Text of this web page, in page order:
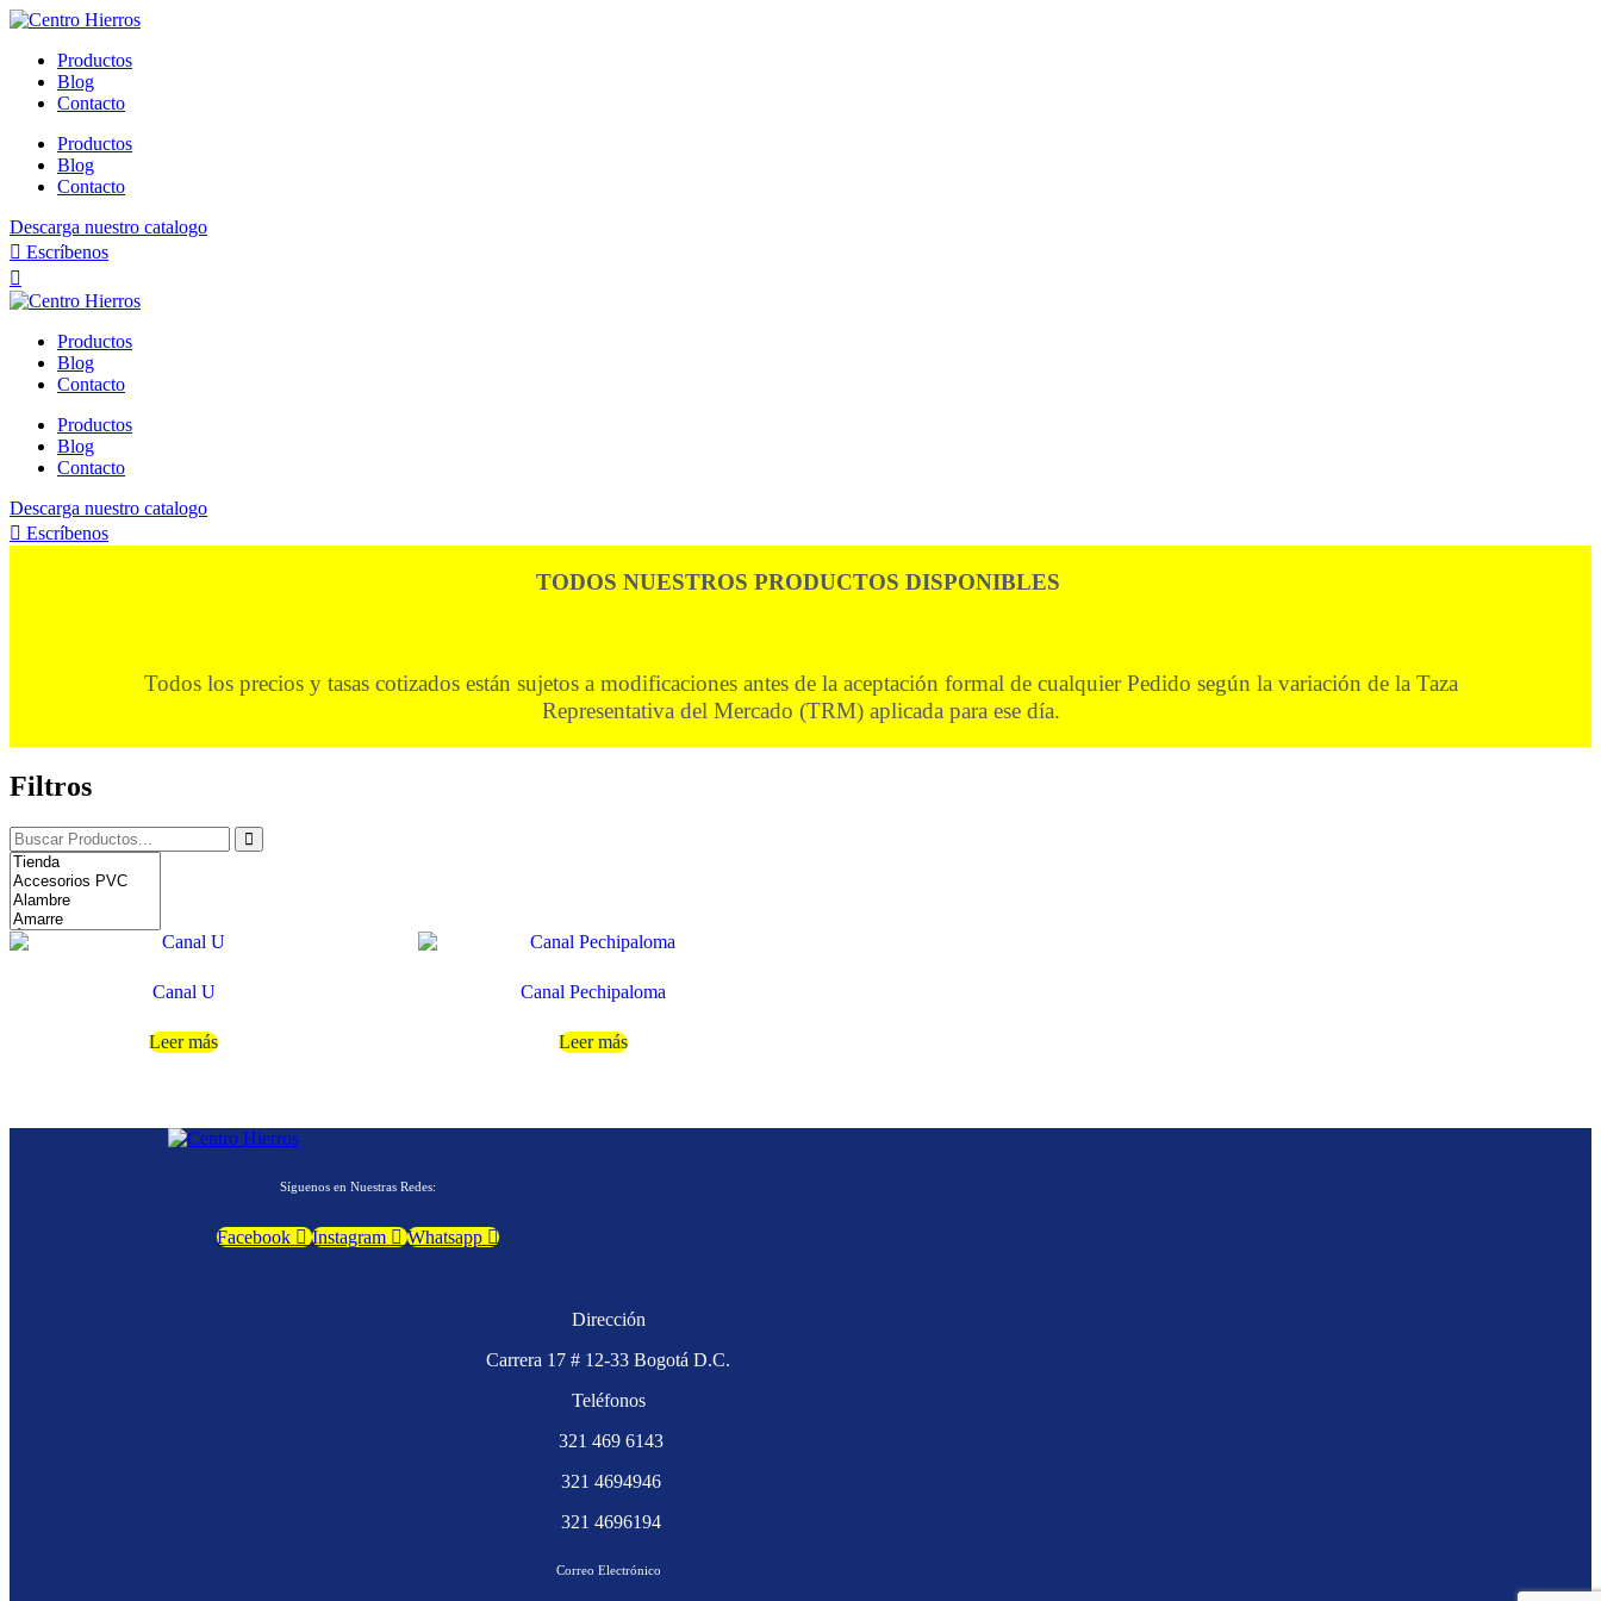
Ir
contenidoProductos
Blog
Contacto
Productos
Blog
Contacto
Descarga nuestro catalogo
Escríbenos
Productos
Blog
Contacto
Productos
Blog
Contacto
Descarga nuestro catalogo
Escríbenos
TODOS NUESTROS PRODUCTOS DISPONIBLES
Todos los precios y tasas cotizados están sujetos a modificaciones antes de la aceptación formal de cualquier Pedido según la variación de la Taza
Representativa del Mercado (TRM) aplicada para ese día.
Filtros
Canal U
Leer más
Canal Pechipaloma
Leer más
Síguenos en Nuestras Redes:
Facebook Instagram Whatsapp
Dirección
Carrera 17 # 12-33 Bogotá D.C.
Teléfonos
321 469 6143
321 4694946
321 4696194
Correo Electrónico